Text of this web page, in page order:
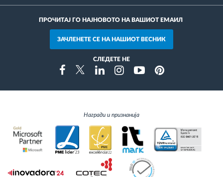
ПРОЧИТАЈ ГО НАЈНОВОТО НА ВАШИОТ ЕМАИЛ
ЗАЧЛЕНЕТЕ СЕ НА НАШИОТ ВЕСНИК
СЛЕДЕТЕ НЕ
FacebookTwitterLinkedinInstragramYoutubePinterest
Награди и признанија